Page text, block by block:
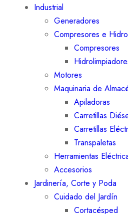
Industrial
Generadores
Compresores e
Compresores
Motores
Maquinaria de
Apiladoras
Carretillas
Carretillas
Transpaletas
Herramientas
Accesorios
Jardinería, Corte y Poda
Cuidado del Jardín
Cortacésped